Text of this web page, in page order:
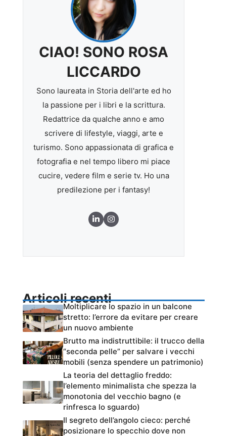
CIAO! SONO ROSA
LICCARDO
Sono laureata in Storia dell'arte ed ho
la passione per i libri e la scrittura.
Redattrice da qualche anno e amo
scrivere di lifestyle, viaggi, arte e
turismo. Sono appassionata di grafica e
fotografia e nel tempo libero mi piace
cucire, vedere film e serie tv. Ho una
predilezione per i fantasy!
Articoli recenti
Moltiplicare lo spazio in un balcone
stretto: l’errore da evitare per creare
un nuovo ambiente
Brutto ma indistruttibile: il trucco della
“seconda pelle” per salvare i vecchi
mobili (senza spendere un patrimonio)
La teoria del dettaglio freddo:
l’elemento minimalista che spezza la
monotonia del vecchio bagno (e
rinfresca lo sguardo)
Il segreto dell’angolo cieco: perché
posizionare lo specchio dove non